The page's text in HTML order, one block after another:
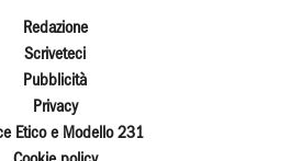
Redazione
Scriveteci
Pubblicità
Privacy
Etico e Modello 231